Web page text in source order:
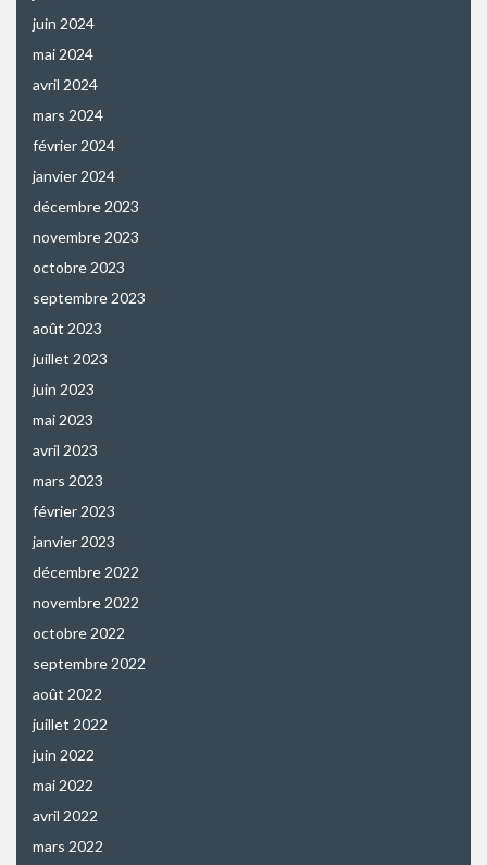
juin 2024
mai 2024
avril 2024
mars 2024
février 2024
janvier 2024
décembre 2023
novembre 2023
octobre 2023
septembre 2023
août 2023
juillet 2023
juin 2023
mai 2023
avril 2023
mars 2023
février 2023
janvier 2023
décembre 2022
novembre 2022
octobre 2022
septembre 2022
août 2022
juillet 2022
juin 2022
mai 2022
avril 2022
mars 2022